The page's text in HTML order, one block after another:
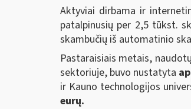
Aktyviai dirbama ir
patalpinusių per 2,5 tūkst.
skambučių iš automatinio
Pastaraisiais metais,
sektoriuje, buvo nustatyta
ir Kauno technologijos
eurų.